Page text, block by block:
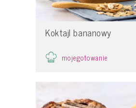
Koktajl bananowy
mojegotowanie